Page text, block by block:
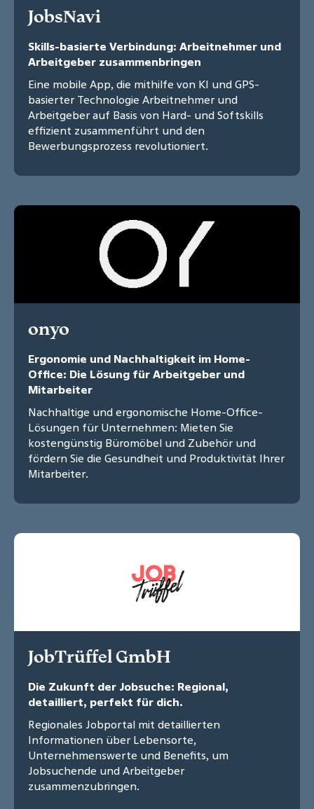
JobsNavi
Skills-basierte Verbindung: Arbeitnehmer und
Arbeitgeber zusammenbringen
Eine mobile App, die mithilfe von KI und GPS-
basierter Technologie Arbeitnehmer und
Arbeitgeber auf Basis von Hard- und Softskills
effizient zusammenführt und den
Bewerbungsprozess revolutioniert.
onyo
Ergonomie und Nachhaltigkeit im Home-
Office: Die Lösung für Arbeitgeber und
Mitarbeiter
Nachhaltige und ergonomische Home-Office-
Lösungen für Unternehmen: Mieten Sie
kostengünstig Büromöbel und Zubehör und
fördern Sie die Gesundheit und Produktivität Ihrer
Mitarbeiter.
JobTrüffel GmbH
Die Zukunft der Jobsuche: Regional,
detailliert, perfekt für dich.
Regionales Jobportal mit detaillierten
Informationen über Lebensorte,
Unternehmenswerte und Benefits, um
Jobsuchende und Arbeitgeber
zusammenzubringen.